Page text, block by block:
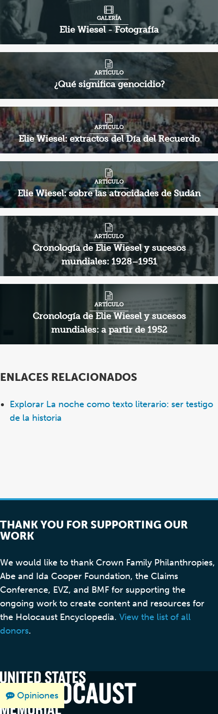
Elie Wiesel - Fotografía
GALERÍA
¿Qué significa genocidio?
ARTÍCULO
Elie Wiesel: extractos del Día del Recuerdo
ARTÍCULO
Elie Wiesel: sobre las atrocidades de Sudán
ARTÍCULO
Cronología de Elie Wiesel y sucesos
mundiales: 1928–1951
ARTÍCULO
Cronología de Elie Wiesel y sucesos
mundiales: a partir de 1952
ARTÍCULO
ENLACES RELACIONADOS
Explorar La noche como texto literario: ser testigo
de la historia
Opiniones
THANK YOU FOR SUPPORTING OUR
WORK
We would like to thank Crown Family Philanthropies,
Abe and Ida Cooper Foundation, the Claims
Conference, EVZ, and BMF for supporting the
ongoing work to create content and resources for
the Holocaust Encyclopedia. View the list of all
donors.